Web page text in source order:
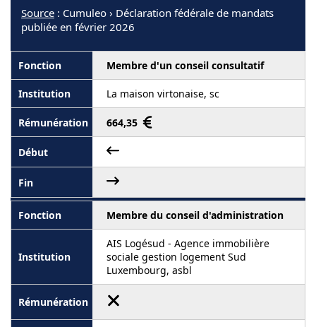
Source : Cumuleo › Déclaration fédérale de mandats
publiée en février 2026
Membre d'un conseil consultatif
La maison virtonaise, sc
664,35
Membre du conseil d'administration
AIS Logésud - Agence immobilière
sociale gestion logement Sud
Luxembourg, asbl